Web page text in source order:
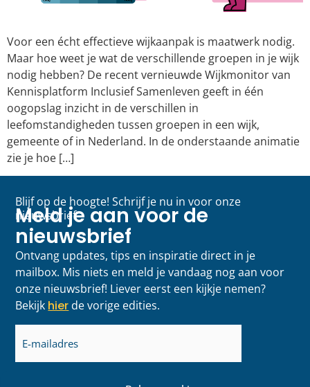
Voor een écht effectieve wijkaanpak is maatwerk nodig.
Maar hoe weet je wat de verschillende groepen in je wijk
nodig hebben? De recent vernieuwde Wijkmonitor van
Kennisplatform Inclusief Samenleven geeft in één
oogopslag inzicht in de verschillen in
leefomstandigheden tussen groepen in een wijk,
gemeente of in Nederland. In de onderstaande animatie
zie je hoe […]
Blijf op de hoogte! Schrijf je nu in voor onze
nieuwsbrief
Meld je aan voor de
nieuwsbrief
Ontvang updates, tips en inspiratie direct in je
mailbox. Mis niets en meld je vandaag nog aan voor
onze nieuwsbrief! Liever eerst een kijkje nemen?
Bekijk hier de vorige edities.
E-
mailadres
(Vereist)